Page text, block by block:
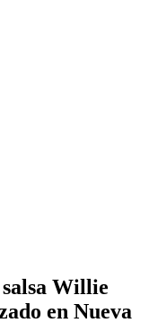
Willie
en Nueva